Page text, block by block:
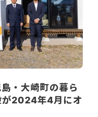
・大崎町の暮ら
が2024年4月にオ